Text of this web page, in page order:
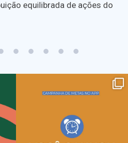
equilibrada de ações do